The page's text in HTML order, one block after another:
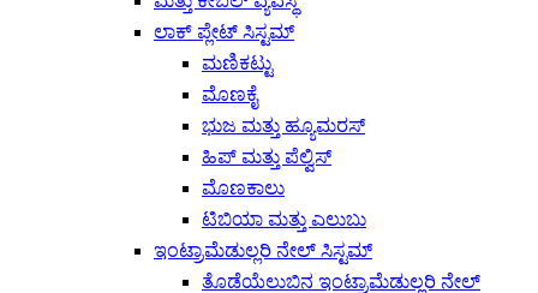
ಲಾಕ್ ಪ್ಲೇಟ್ ಸಿಸ್ಟಮ್
ಮಣಿಕಟ್ಟು
ಮೊಣಕೈ
ಭುಜ ಮತ್ತು ಹ್ಯೂಮರಸ್
ಹಿಪ್ ಮತ್ತು ಪೆಲ್ವಿಸ್
ಮೊಣಕಾಲು
ಟಿಬಿಯಾ ಮತ್ತು ಎಲುಬು
ಇಂಟ್ರಾಮೆಡುಲ್ಲರಿ ನೇಲ್ ಸಿಸ್ಟಮ್
ತೊಡೆಯೆಲುಬಿನ ಇಂಟ್ರಾಮೆಡುಲ್ಲರಿ ನೇಲ್